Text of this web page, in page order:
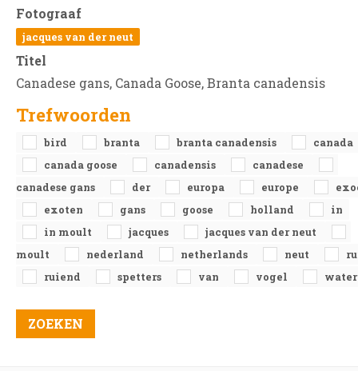
Fotograaf
jacques van der neut
Titel
Canadese gans, Canada Goose, Branta canadensis
Trefwoorden
bird branta branta canadensis
canada
canada goose
canadensis
canadese
canadese gans
der europa europe
exoten
gans goose holland
in
in moult
jacques
jacques van der neut
moult
nederland netherlands neut
ruiend
spetters van vogel water